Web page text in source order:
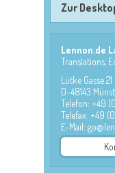
Zur
Lennon.de
Translations,
Lütke Gasse 21
D-48143
Telefon: +49
Telefax: +49
E-Mail: